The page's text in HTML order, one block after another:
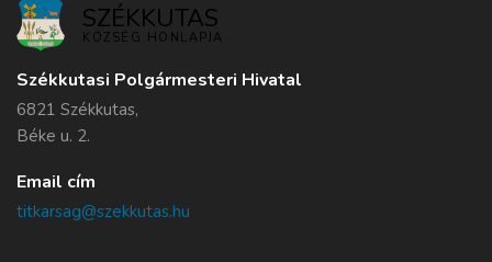
SZÉKKUTAS
KÖZSÉG HONLAPJA
Székkutasi Polgármesteri Hivatal
6821 Székkutas,
Béke u. 2.
Email cím
titkarsag@szekkutas.hu